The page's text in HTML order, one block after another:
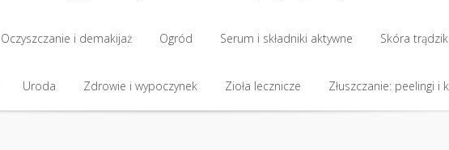
Anti-aging: skóra dojrzała Codzienna pielęgnacja skóry Dieta i
Oczyszczanie i demakijaż
Oczyszczanie i demakijaż
Ogród
Ogród
Serum i składniki aktywne
Serum i składniki aktywne
Skóra
Skóra
Uroda Zdrowie i wypoczynek Zioła lecznicze Złuszczanie: peelingi i